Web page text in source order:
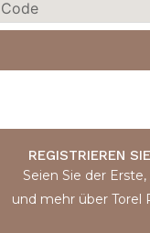
REGISTRIEREN
Seien Sie der
und mehr über Torel